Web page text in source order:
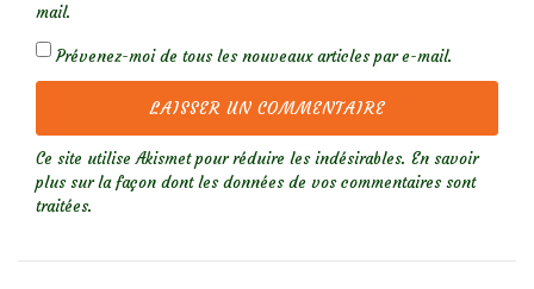
mail.
Prévenez-moi de tous les nouveaux articles par e-mail.
Ce site utilise Akismet pour réduire les indésirables. En savoir
plus sur la façon dont les données de vos commentaires sont
traitées.